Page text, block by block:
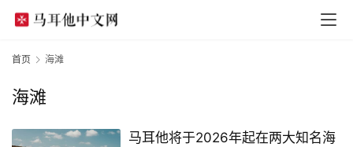
首页 海滩
海滩
马耳他将于2026年起在两大知名海